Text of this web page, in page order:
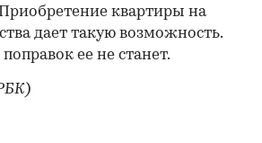
квартиры на
дает такую возможность.
ее не станет.